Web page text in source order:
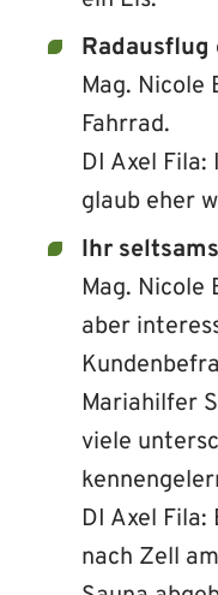
Radausflug
Mag. Nicole
Fahrrad.
DI Axel Fila:
glaub eher
Ihr
Mag.
aber
Mariahilfer
viele
DI Axel
nach Zell